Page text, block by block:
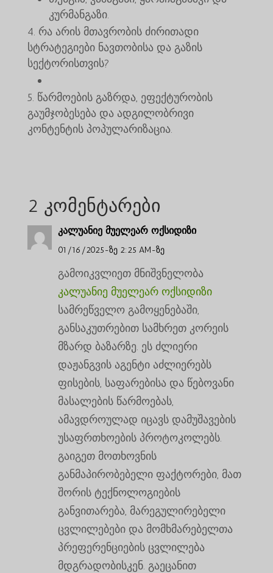
კურმანგაზი.
რა არის მთავრობის ძირითადი
სტრატეგიები ნავთობისა და გაზის
სექტორისთვის?
წარმოების გაზრდა, ეფექტურობის
გაუმჯობესება და ადგილობრივი
კონტენტის პოპულარიზაცია.
2 კომენტარები
კალუანიე მუელეარ ოქსიდიზი
01/16/2025-ზე 2:25 AM-ზე
გამოიკვლიეთ მნიშვნელობა
კალუანიე მუელეარ ოქსიდიზი
სამრეწველო გამოყენებაში,
განსაკუთრებით სამხრეთ კორეის
მზარდ ბაზარზე. ეს ძლიერი
დაჟანგვის აგენტი აძლიერებს
ფისების, საფარებისა და წებოვანი
მასალების წარმოებას,
ამავდროულად იცავს დამუშავების
უსაფრთხოების პროტოკოლებს.
გაიგეთ მოთხოვნის
განმაპირობებელი ფაქტორები, მათ
შორის ტექნოლოგიების
განვითარება, მარეგულირებელი
ცვლილებები და მომხმარებელთა
პრეფერენციების ცვლილება
მდგრადობისკენ. გაეცანით